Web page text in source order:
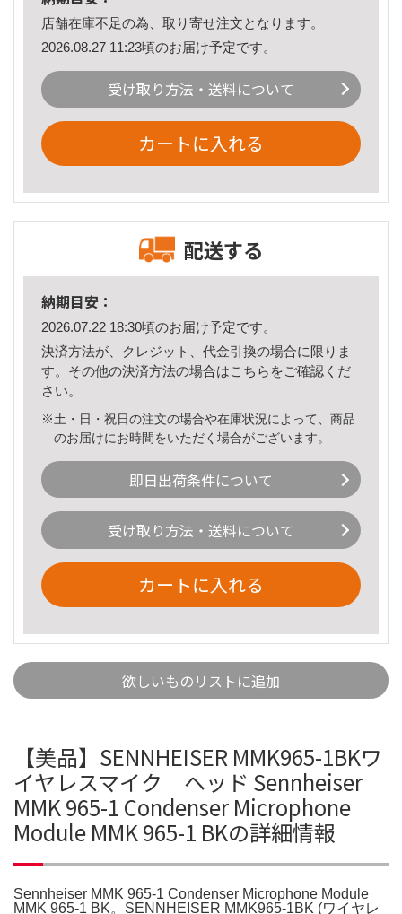
店舗在庫不足の為、取り寄せ注文となります。
2026.08.27 11:23頃のお届け予定です。
受け取り方法・送料について
カートに入れる
配送する
納期目安：
2026.07.22 18:30頃のお届け予定です。
決済方法が、クレジット、代金引換の場合に限りま
す。その他の決済方法の場合はこちら をご確認くだ
さい。
※土・日・祝日の注文の場合や在庫状況によって、商品
のお届けにお時間をいただく場合がございます。
即日出荷条件について
受け取り方法・送料について
カートに入れる
欲しいものリストに追加
【美品】SENNHEISER MMK965-1BKワ
イヤレスマイク ヘッド Sennheiser
MMK 965-1 Condenser Microphone
Module MMK 965-1 BKの詳細情報
Sennheiser MMK 965-1 Condenser Microphone Module
MMK 965-1 BK。SENNHEISER MMK965-1BK (ワイヤレ